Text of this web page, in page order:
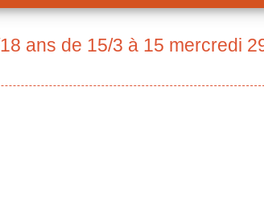
ans de 15/3 à 15 mercredi